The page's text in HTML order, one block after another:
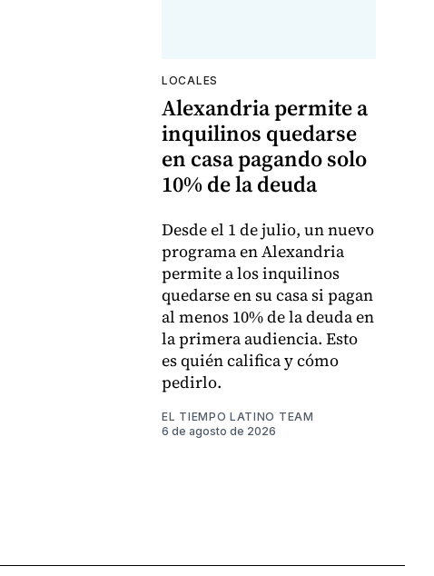
LOCALES
Alexandria permite a
inquilinos quedarse
en casa pagando solo
10% de la deuda
Desde el 1 de julio, un nuevo
programa en Alexandria
permite a los inquilinos
quedarse en su casa si pagan
al menos 10% de la deuda en
la primera audiencia. Esto
es quién califica y cómo
pedirlo.
EL TIEMPO LATINO TEAM
6 de agosto de 2026